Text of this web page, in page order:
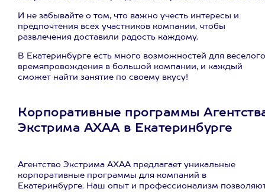
И не забывайте о том, что важно учесть интересы и
предпочтения всех участников компании, чтобы
развлечения доставили радость каждому.
В Екатеринбурге есть много возможностей для веселого
времяпровождения в большой компании, и каждый
сможет найти занятие по своему вкусу!
Корпоративные программы
Экстрима АХАА в Екатеринбурге
Агентство Экстрима АХАА предлагает уникальные
корпоративные программы для компаний в
Екатеринбурге. Наш опыт и профессионализм